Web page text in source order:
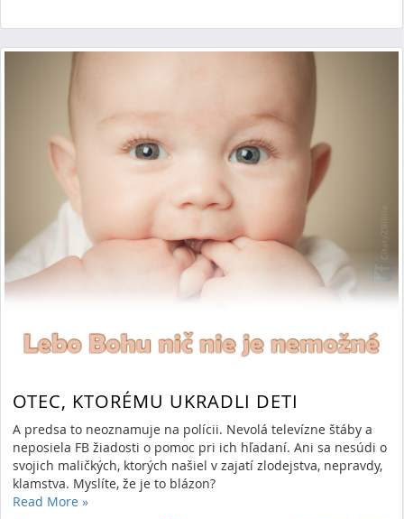
OTEC, KTORÉMU UKRADLI DETI
A predsa to neoznamuje na polícii. Nevolá televízne štáby a
neposiela FB žiadosti o pomoc pri ich hľadaní. Ani sa nesúdi o
svojich maličkých, ktorých našiel v zajatí zlodejstva, nepravdy,
klamstva. Myslíte, že je to blázon?
Read More »